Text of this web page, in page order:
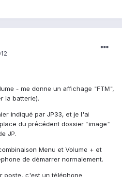
- me donne un affichage "FTM",
la batterie).
indiqué par JP33, et je l'ai
du précédent dossier "image"
JP.
Menu et Volume + et
de démarrer normalement.
poste, c'est un téléphone